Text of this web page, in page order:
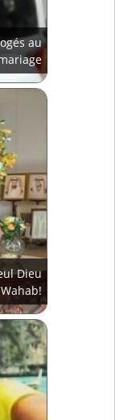
au
Dieu